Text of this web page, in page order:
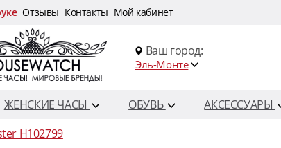
Отзывы Контакты Мой кабинет
Ваш город:
Эль-Монте
ЖЕНСКИЕ ЧАСЫ ОБУВЬ АКСЕССУАРЫ
H102799